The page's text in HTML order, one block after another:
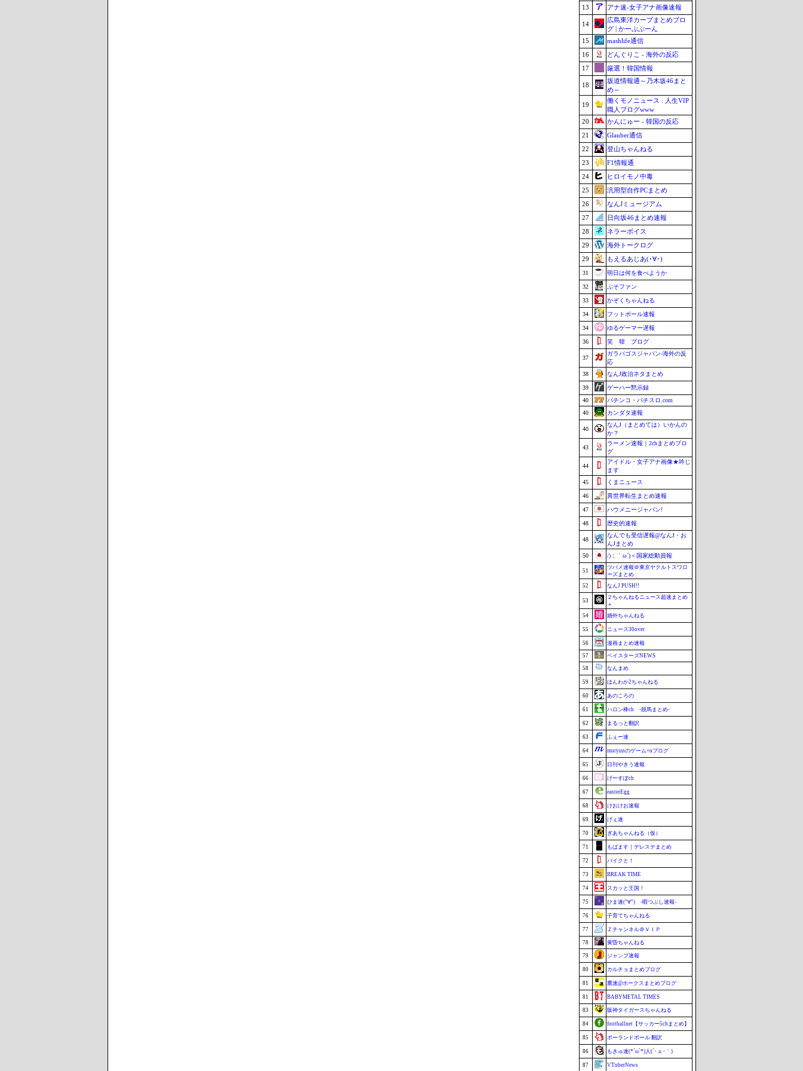
13
アナ速‐女子アナ画像速報
14
広島東洋カープまとめブロ
グ | かーぷぶーん
15
mashlife通信
16
どんぐりこ - 海外の反応
17
厳選！韓国情報
18
坂道情報通～乃木坂46まと
め～
19
働くモノニュース : 人生VIP
職人ブログwww
20
かんにゅー - 韓国の反応
21
Glauber通信
22
登山ちゃんねる
23
F1情報通
24
ヒロイモノ中毒
25
汎用型自作PCまとめ
26
なんJミュージアム
27
日向坂46まとめ速報
28
ネラーボイス
29
海外トークログ
29
もえるあじあ(･∀･)
31 明日は何を食べようか
32 ぷそファン
33 かぞくちゃんねる
34 フットボール速報
34 ゆるゲーマー遅報
36 笑 韓 ブログ
37
ガラパゴスジャパン-海外の反
応
38
なんJ政治ネタまとめ
39
ゲーハー黙示録
40
パチンコ・パチスロ.com
40
カンダタ速報
40
なんJ（まとめては）いかんの
か？
43
ラーメン速報｜2chまとめブロ
グ
44
アイドル・女子アナ画像★吟じ
ます
45
くまニュース
46 異世界転生まとめ速報
47 ハウメニージャパン!
48 歴史的速報
48
なんでも受信遅報@なんJ・お
んJまとめ
50
/)；｀ω´)＜国家総動員報
51
ツバメ速報＠東京ヤクルトスワロ
ーズまとめ
52
なんJ PUSH!!
53
２ちゃんねるニュース超速まとめ
＋
54
婚外ちゃんねる
55 ニュース30over
56 漫画まとめ速報
57 ベイスターズNEWS
58 なんまめ
59 ほんわか2ちゃんねる
60 あのころの
61 ハロン棒ch -競馬まとめ-
62 まるっと翻訳
63 ふぇー速
64 mutyunのゲーム+αブログ
65 日刊やきう速報
66 げーすぽch
67 easterEgg
68 けおけお速報
69 げぇ速
70 ぎあちゃんねる（仮）
71 もばます｜デレステまとめ
72 バイクと！
73 BREAK TIME
74 スカッと王国！
75 ひま速(°∀°) -暇つぶし速報-
76 子育てちゃんねる
77 Ｚチャンネル＠ＶＩＰ
78 黄昏ちゃんねる
79 ジャンプ速報
80 カルチョまとめブログ
81 鷹速@ホークスまとめブログ
81 BABYMETAL TIMES
83 阪神タイガースちゃんねる
84 footballnet【サッカー5chまとめ】
85 ポーランドボール 翻訳
86 もきゅ速(*´ω`*)人(´･ェ･｀)
87 VTuberNews